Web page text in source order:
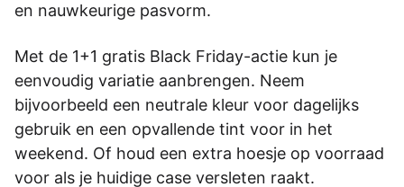
en nauwkeurige pasvorm.
Met de 1+1 gratis Black Friday-actie kun je
eenvoudig variatie aanbrengen. Neem
bijvoorbeeld een neutrale kleur voor dagelijks
gebruik en een opvallende tint voor in het
weekend. Of houd een extra hoesje op voorraad
voor als je huidige case versleten raakt.